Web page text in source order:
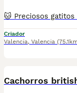
Criador
Valencia, Valencia
Cachorros